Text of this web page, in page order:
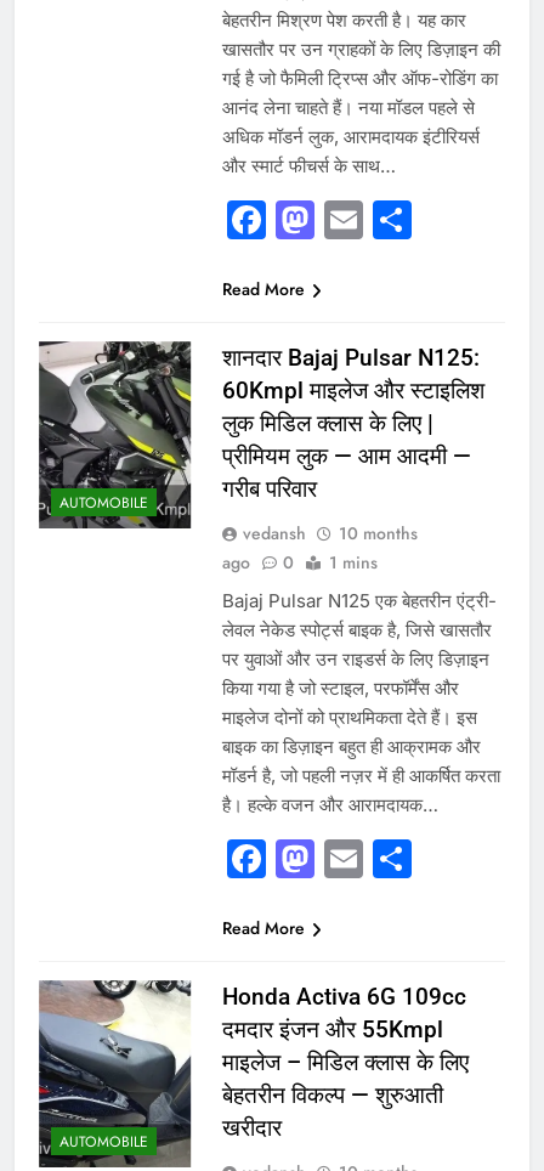
बेहतरीन मिश्रण पेश करती है। यह कार
खासतौर पर उन ग्राहकों के लिए डिज़ाइन की
गई है जो फैमिली ट्रिप्स और ऑफ-रोडिंग का
आनंद लेना चाहते हैं। नया मॉडल पहले से
अधिक मॉडर्न लुक, आरामदायक इंटीरियर्स
और स्मार्ट फीचर्स के साथ…
Facebook
Mastodon
EmailShare
Read More
AUTOMOBILE
शानदार Bajaj Pulsar N125:
60Kmpl माइलेज और स्टाइलिश
लुक मिडिल क्लास के लिए |
प्रीमियम लुक — आम आदमी —
गरीब परिवार
vedansh
10 months
ago
0 1 mins
Bajaj Pulsar N125 एक बेहतरीन एंट्री-
लेवल नेकेड स्पोर्ट्स बाइक है, जिसे खासतौर
पर युवाओं और उन राइडर्स के लिए डिज़ाइन
किया गया है जो स्टाइल, परफॉर्मेंस और
माइलेज दोनों को प्राथमिकता देते हैं। इस
बाइक का डिज़ाइन बहुत ही आक्रामक और
मॉडर्न है, जो पहली नज़र में ही आकर्षित करता
है। हल्के वजन और आरामदायक…
Facebook
Mastodon
EmailShare
Read More
AUTOMOBILE
Honda Activa 6G 109cc
दमदार इंजन और 55Kmpl
माइलेज – मिडिल क्लास के लिए
बेहतरीन विकल्प — शुरुआती
खरीदार